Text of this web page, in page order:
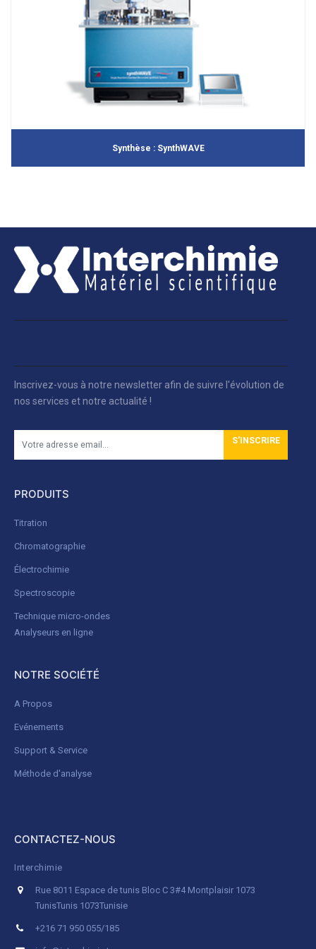
Synthèse : SynthWAVE
Inscrivez-vous à notre newsletter afin de suivre l'évolution de
nos services et notre actualité !
S'INSCRIRE
PRODUITS
Titration
Chromatographie
Électrochimie
Spectroscopie
Technique micro-ondes
Analyseurs en ligne
NOTRE SOCIÉTÉ
A Propos
Evénements
Support & Service
Méthode d'analyse
CONTACTEZ-NOUS
Interchimie
Rue 8011 Espace de tunis Bloc C 3#4 Montplaisir 1073
TunisTunis 1073Tunisie
+216 71 950 055/185